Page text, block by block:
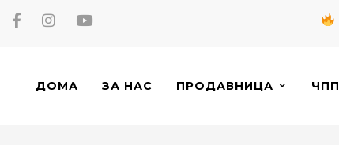
ДОМА ЗА НАС ПРОДАВНИЦА ЧПП